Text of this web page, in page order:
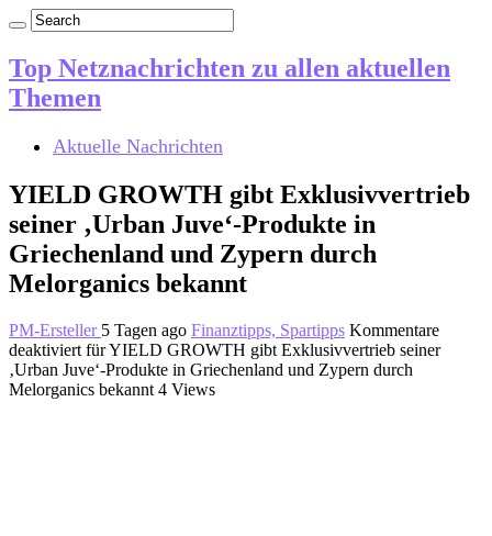
Top Netznachrichten zu allen aktuellen
Themen
Aktuelle Nachrichten
YIELD GROWTH gibt Exklusivvertrieb
seiner ‚Urban Juve‘-Produkte in
Griechenland und Zypern durch
Melorganics bekannt
PM-Ersteller 5 Tagen ago Finanztipps, Spartipps Kommentare
deaktiviert für YIELD GROWTH gibt Exklusivvertrieb seiner
‚Urban Juve‘-Produkte in Griechenland und Zypern durch
Melorganics bekannt 4 Views